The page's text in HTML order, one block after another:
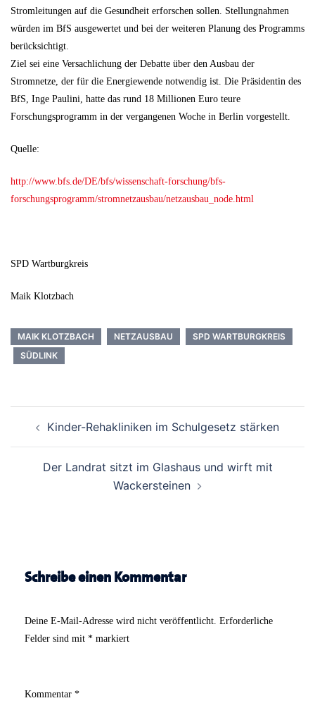
Stromleitungen auf die Gesundheit erforschen sollen. Stellungnahmen
würden im BfS ausgewertet und bei der weiteren Planung des Programms
berücksichtigt.
Ziel sei eine Versachlichung der Debatte über den Ausbau der
Stromnetze, der für die Energiewende notwendig ist. Die Präsidentin des
BfS, Inge Paulini, hatte das rund 18 Millionen Euro teure
Forschungsprogramm in der vergangenen Woche in Berlin vorgestellt.
Quelle:
http://www.bfs.de/DE/bfs/wissenschaft-forschung/bfs-
forschungsprogramm/stromnetzausbau/netzausbau_node.html
SPD Wartburgkreis
Maik Klotzbach
MAIK KLOTZBACH NETZAUSBAU
SPD WARTBURGKREIS
SÜDLINK
Navigation
Kinder-Rehakliniken im Schulgesetz stärken
Der Landrat sitzt im Glashaus und wirft mit
Wackersteinen
Schreibe einen Kommentar
Deine E-Mail-Adresse wird nicht veröffentlicht. Erforderliche
Felder sind mit * markiert
Kommentar *